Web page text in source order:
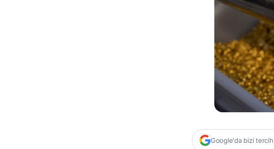
Google'da bizi